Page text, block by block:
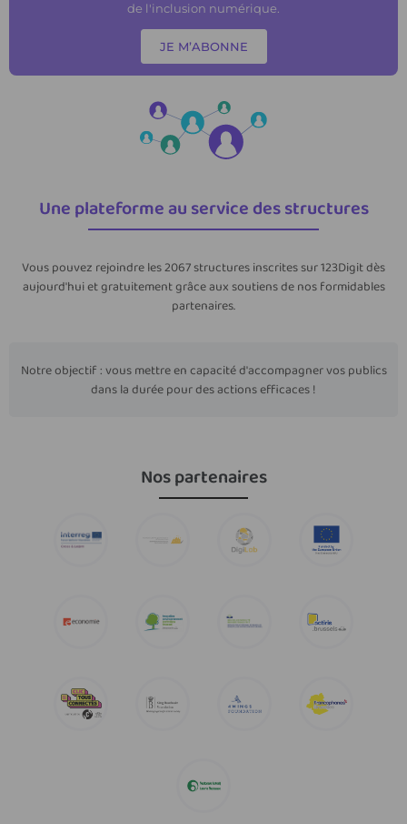
de l'inclusion numérique.
JE M’ABONNE
Une plateforme au service des structures
Vous pouvez rejoindre les 2067 structures inscrites sur 123Digit dès
aujourd'hui et gratuitement grâce aux soutiens de nos formidables
partenaires.
Notre objectif : vous mettre en capacité d'accompagner vos publics
dans la durée pour des actions efficaces !
Nos partenaires